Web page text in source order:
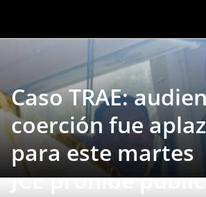
Caso TRAE:
coerción fue
para este martes
JCE prohíbe